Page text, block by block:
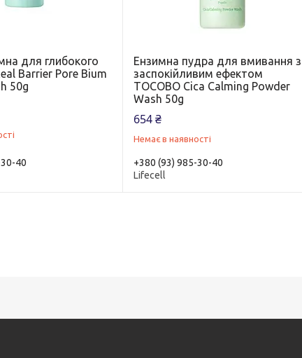
для глибокого
Barrier Pore Bium
50g
40
Ензимна пудра для вмивання з
заспокійливим ефектом
TOCOBO Cica Calming Powder
Wash 50g
654 ₴
Немає в наявності
+380 (93) 985-30-40
Lifecell